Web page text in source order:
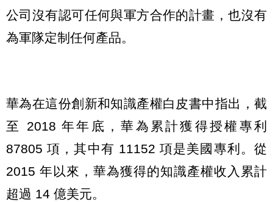
公司沒有認可任何與軍方合作的計畫，也沒有
為軍隊定制任何產品。
華為在這份創新和知識產權白皮書中指出，截
至 2018 年年底，華為累計獲得授權專利
87805 項，其中有 11152 項是美國專利。從
2015 年以來，華為獲得的知識產權收入累計
超過 14 億美元。